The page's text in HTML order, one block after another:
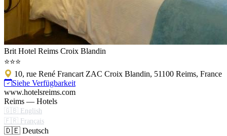
Brit Hotel Reims Croix Blandin
⭐⭐⭐
10, rue René Francart ZAC Croix Blandin, 51100 Reims, France
Siehe Verfügbarkeit
www.hotelsreims.com
Reims — Hotels
🇬🇧 English
🇫🇷 Français
🇩🇪 Deutsch